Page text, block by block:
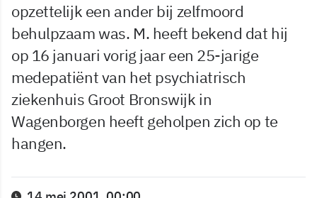
opzettelijk een ander bij zelfmoord
behulpzaam was. M. heeft bekend dat hij
op 16 januari vorig jaar een 25-jarige
medepatiënt van het psychiatrisch
ziekenhuis Groot Bronswijk in
Wagenborgen heeft geholpen zich op te
hangen.